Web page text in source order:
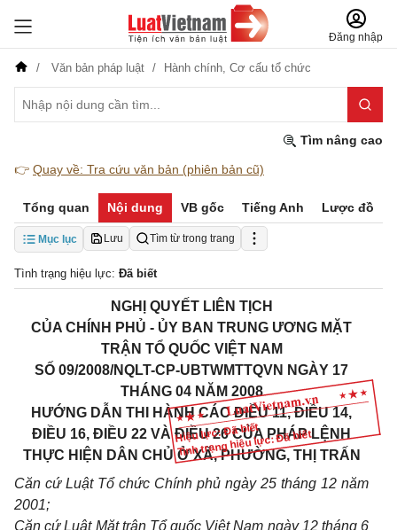
Đăng nhập
Văn bản pháp luật Hành chính, Cơ cấu tổ chức
Tìm nâng cao
👉 Quay về: Tra cứu văn bản (phiên bản cũ)
Tổng quan Nội dung VB gốc Tiếng Anh Lược đồ
Mục lục Lưu Tìm từ trong trang
Tình trạng hiệu lực: Đã biết
Hiệu lực: Đã biết
Tình trạng hiệu lực: Đã biết
NGHỊ QUYẾT LIÊN TỊCH
CỦA CHÍNH PHỦ - ỦY BAN TRUNG ƯƠNG MẶT
TRẬN TỔ QUỐC VIỆT NAM
SỐ 09/2008/NQLT-CP-UBTWMTTQVN NGÀY 17
THÁNG 04 NĂM 2008
HƯỚNG DẪN THI HÀNH CÁC ĐIỀU 11, ĐIỀU 14,
ĐIỀU 16, ĐIỀU 22 VÀ ĐIỀU 26 CỦA PHÁP LỆNH
THỰC HIỆN DÂN CHỦ Ở XÃ, PHƯỜNG, THỊ TRẤN
Căn cứ Luật Tổ chức Chính phủ ngày 25 tháng 12 năm
2001;
Căn cứ Luật Mặt trận Tổ quốc Việt Nam ngày 12 tháng 6